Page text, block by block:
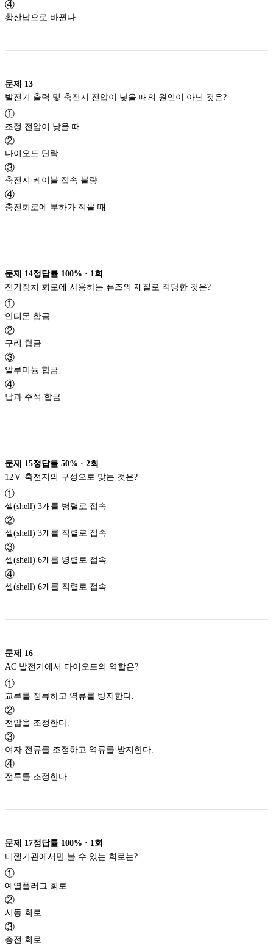
④
황산납으로 바뀐다.
문제 13
발전기 출력 및 축전지 전압이 낮을 때의 원인이 아닌 것은?
①
조정 전압이 낮을 때
②
다이오드 단락
③
축전지 케이블 접속 불량
④
충전회로에 부하가 적을 때
문제 14정답률 100% · 1 회
전기장치 회로에 사용하는 퓨즈의 재질로 적당한 것은?
①
안티몬 합금
②
구리 합금
③
알루미늄 합금
④
납과 주석 합금
문제 15정답률 50% · 2회
12Ｖ 축전지의 구성으로 맞는 것은?
①
셀(shell) 3개를 병렬로 접속
②
셀(shell) 3개를 직렬로 접속
③
셀(shell) 6개를 병렬로 접속
④
셀(shell) 6개를 직렬로 접속
문제 16
AC 발전기에서 다이오드의 역할은?
①
교류를 정류하고 역류를 방지한다.
②
전압을 조정한다.
③
여자 전류를 조정하고 역류를 방지한다.
④
전류를 조정한다.
문제 17정답률 100% · 1 회
디젤기관에서만 볼 수 있는 회로는?
①
예열플러그 회로
②
시동 회로
③
충전 회로